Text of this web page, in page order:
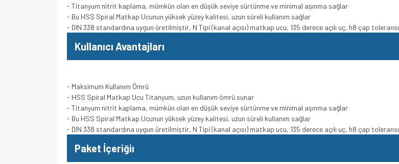
- Titanyum nitrit kaplama, mümkün olan en düşük seviye sürtünme ve minimal aşınma sağlar
- Bu HSS Spiral Matkap Ucunun yüksek yüzey kalitesi, uzun süreli kullanım sağlar
- DIN 338 standardına uygun üretilmiştir, N Tipi (kanal açısı) matkap ucu, 135 derece açılı uç, h8 çap toleransı
Kullanıcı Avantajları
- Maksimum Kullanım Ömrü
- HSS Spiral Matkap Ucu Titanyum, uzun kullanım ömrü sunar
- Titanyum nitrit kaplama, mümkün olan en düşük seviye sürtünme ve minimal aşınma sağlar
- Bu HSS Spiral Matkap Ucunun yüksek yüzey kalitesi, uzun süreli kullanım sağlar
- DIN 338 standardına uygun üretilmiştir, N Tipi (kanal açısı) matkap ucu, 135 derece açılı uç, h8 çap toleransı
Paket İçeriğiı